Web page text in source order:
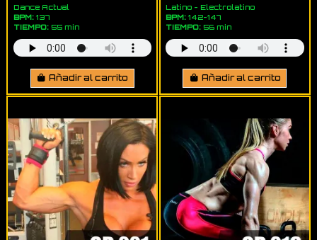
Dance Actual
BPM:137
TIEMPO:55 min
Añadir al carrito
Latino - Electrolatino
BPM: 142-147
TIEMPO: 56 min
Añadir al carrito